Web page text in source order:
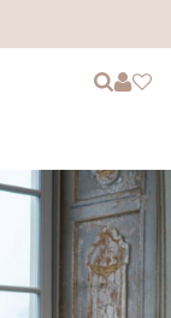
Login
Login